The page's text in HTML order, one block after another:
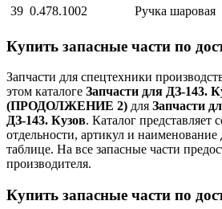
39 0.478.1002 Ручка шаровая
Купить запасные части по
Запчасти для спецтехники
этом каталоге Запчасти для ДЗ-143.
(ПРОДОЛЖЕНИЕ 2) для Запчасти
ДЗ-143. Кузов. Каталог представляет
отдельности, артикул и наименование
таблице. На все запасные части
производителя.
Купить запасные части по